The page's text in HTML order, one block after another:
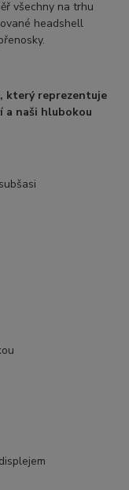
všechny na trhu
headshell
který reprezentuje
a naši hlubokou